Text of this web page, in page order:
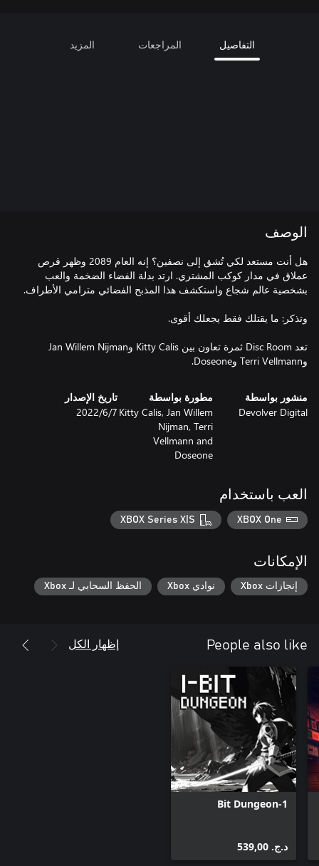
التفاصيل المراجعات المزيد
الوصف
هل أنت مستعد لكي تُشق إلى نصفين؟ إنه العام 2089 وظهر قرص
عملاق في مدار كوكب المشتري. ارتد بدلة الفضاء الضخمة والعب
تعد Disc Room ثمرة تعاون بين Kitty Calis وJan Willem Nijman
وTerri Vellmann وDoseone.
منشور بواسطة
Devolver Digital
مطورة بواسطة
Kitty Calis, Jan Willem
Nijman, Terri
Vellmann and
Doseone
تاريخ الإصدار
7‏/6‏/2022
العب باستخدام
XBOX One
XBOX Series X|S
الإمكانات
إنجازات Xbox نوادي Xbox الحفظ السحابي لـ Xbox
People also like إظهار الكل
1-Bit Dungeon
د.ج.‏ 539,00